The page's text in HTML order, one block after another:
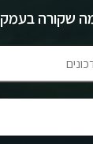
שקורה בעמק